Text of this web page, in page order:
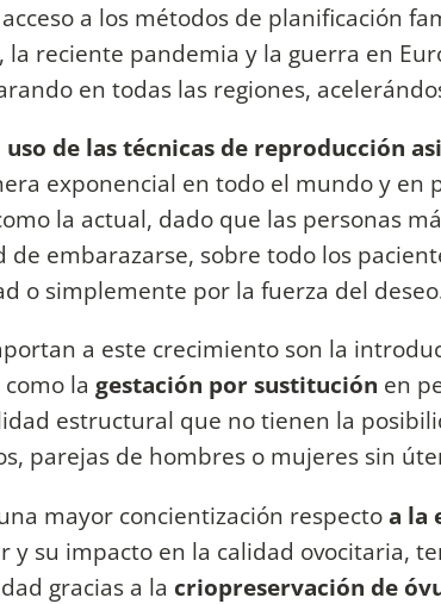
a los métodos de planificación
la reciente pandemia y la guerra en
en todas las regiones,
de las técnicas de reproducción
exponencial en todo el mundo y en
la actual, dado que las personas
embarazarse, sobre todo los
o simplemente por la fuerza del
a este crecimiento son la
la gestación por sustitución en
estructural que no tienen la
parejas de hombres o mujeres sin
mayor concientización respectoa la
y su impacto en la calidad ovocitaria,
gracias a la criopreservación de